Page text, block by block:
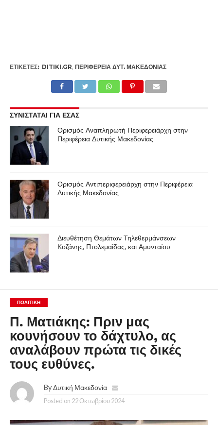
ΕΤΙΚΕΤΕΣ: DITIKI.GR ΠΕΡΙΦΈΡΕΙΑ ΔΥΤ. ΜΑΚΕΔΟΝΊΑΣ
ΣΥΝΙΣΤΑΤΑΙ ΓΙΑ ΕΣΑΣ
Ορισμός Αναπληρωτή Περιφερειάρχη στην
Περιφέρεια Δυτικής Μακεδονίας
Ορισμός Αντιπεριφερειάρχη στην Περιφέρεια
Δυτικής Μακεδονίας
Διευθέτηση Θεμάτων Τηλεθερμάνσεων
Κοζάνης, Πτολεμαΐδας, και Αμυνταίου
ΠΟΛΙΤΙΚΉ
Π. Ματιάκης: Πριν μας
κουνήσουν το δάχτυλο, ας
αναλάβουν πρώτα τις δικές
τους ευθύνες.
By Δυτική Μακεδονία
Posted on 22 Οκτωβρίου 2024